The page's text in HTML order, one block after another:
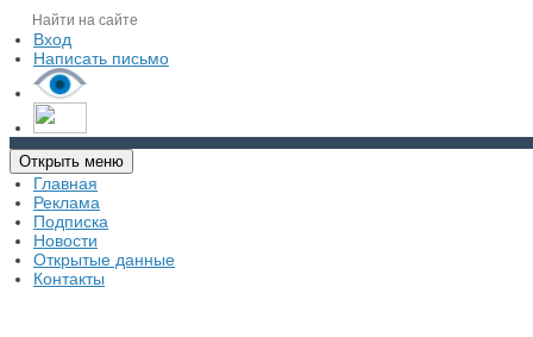
Вход
Написать письмо
Открыть меню
Главная
Реклама
Подписка
Новости
Открытые данные
Контакты